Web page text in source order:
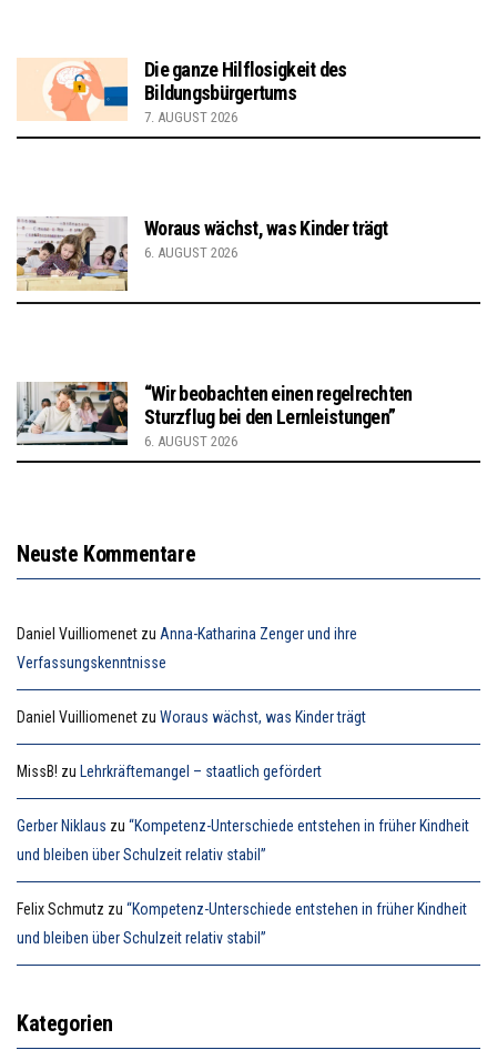
Die ganze Hilflosigkeit des
Bildungsbürgertums
7. AUGUST 2026
Woraus wächst, was Kinder trägt
6. AUGUST 2026
“Wir beobachten einen regelrechten
Sturzflug bei den Lernleistungen”
6. AUGUST 2026
Neuste Kommentare
Daniel Vuilliomenet zu Anna-Katharina Zenger und ihre
Verfassungskenntnisse
Daniel Vuilliomenet zu Woraus wächst, was Kinder trägt
MissB! zu Lehrkräftemangel – staatlich gefördert
Gerber Niklaus zu “Kompetenz-Unterschiede entstehen in früher Kindheit
und bleiben über Schulzeit relativ stabil”
Felix Schmutz zu “Kompetenz-Unterschiede entstehen in früher Kindheit
und bleiben über Schulzeit relativ stabil”
Kategorien